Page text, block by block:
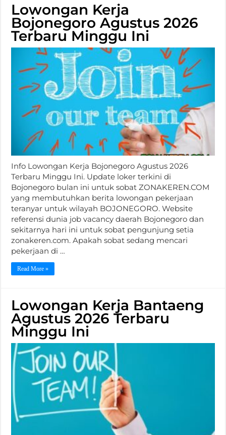
Lowongan Kerja
Bojonegoro Agustus 2026
Terbaru Minggu Ini
Info Lowongan Kerja Bojonegoro Agustus 2026
Terbaru Minggu Ini. Update loker terkini di
Bojonegoro bulan ini untuk sobat ZONAKEREN.COM
yang membutuhkan berita lowongan pekerjaan
teranyar untuk wilayah BOJONEGORO. Website
referensi dunia job vacancy daerah Bojonegoro dan
sekitarnya hari ini untuk sobat pengunjung setia
zonakeren.com. Apakah sobat sedang mencari
pekerjaan di …
Read More »
Lowongan Kerja Bantaeng
Agustus 2026 Terbaru
Minggu Ini